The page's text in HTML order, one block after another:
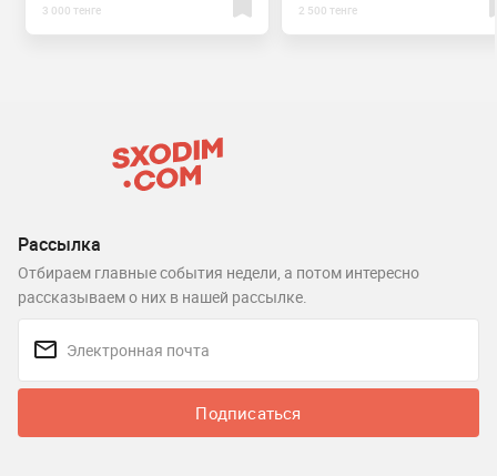
3 000 тенге
2 500 тенге
Рассылка
Отбираем главные события недели, а потом интересно
рассказываем о них в нашей рассылке.
Подписаться